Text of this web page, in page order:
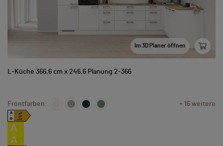
Im 3D Planer öffnen
L-Küche 366,6 cm x 246,6 Planung 2-366
Frontfarben: + 16 weitere
A
↑
G
E
A
A